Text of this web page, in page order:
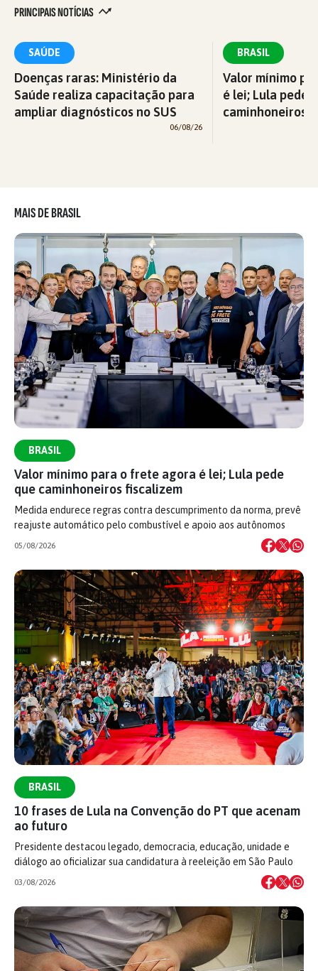
PRINCIPAIS NOTÍCIAS
SAÚDE
Doenças raras: Ministério da
Saúde realiza capacitação para
ampliar diagnósticos no SUS
06/08/26
BRASIL
Valor mínimo
é lei; Lula pede
caminhoneiros
MAIS DE BRASIL
BRASIL
Valor mínimo para o frete agora é lei; Lula pede
que caminhoneiros fiscalizem
Medida endurece regras contra descumprimento da norma, prevê
reajuste automático pelo combustível e apoio aos autônomos
05/08/2026
BRASIL
10 frases de Lula na Convenção do PT que acenam
ao futuro
Presidente destacou legado, democracia, educação, unidade e
diálogo ao oficializar sua candidatura à reeleição em São Paulo
03/08/2026